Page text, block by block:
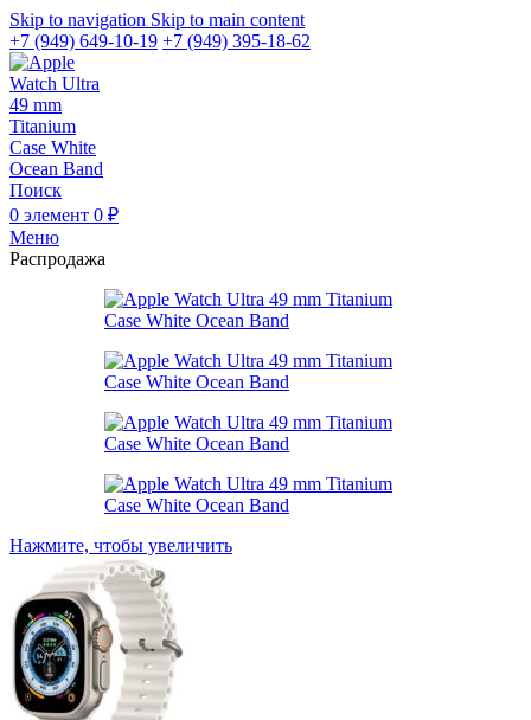
Skip to navigation Skip to main content
+7 (949) 649-10-19 +7 (949) 395-18-62
Поиск
0 элемент 0 ₽
Меню
Распродажа
Нажмите, чтобы увеличить